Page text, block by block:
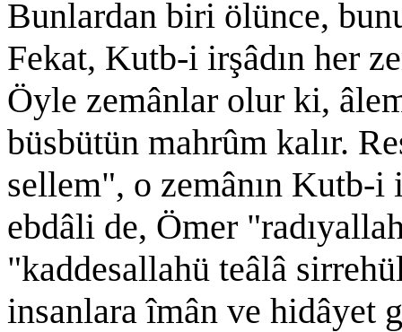
Bunlardan biri ölünce,
Fekat, Kutb-i irşâdın her
Öyle zemânlar olur ki,
büsbütün mahrûm kalır.
sellem", o zemânın Kutb-i
ebdâli de, Ömer
"kaddesallahü teâlâ
insanlara îmân ve hidâyet